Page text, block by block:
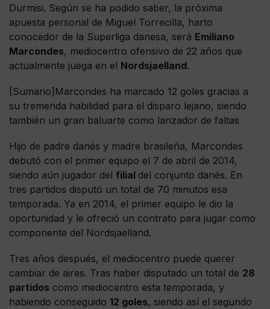
Durmisi. Según se ha podido saber, la próxima
apuesta personal de Miguel Torrecilla, harto
conocedor de la Superliga danesa, será Emiliano
Marcondes, mediocentro ofensivo de 22 años que
actualmente juega en el Nordsjaelland.
[Sumario]Marcondes ha marcado 12 goles gracias a
su tremenda habilidad para el disparo lejano, siendo
también un gran baluarte como lanzador de faltas
Hijo de padre danés y madre brasileña, Marcondes
debutó con el primer equipo el 7 de abril de 2014,
siendo aún jugador del filial del conjunto danés. En
tres partidos disputó un total de 70 minutos esa
temporada. Ya en 2014, el primer equipo le dio la
oportunidad y le ofreció un contrato para jugar como
componente del Nordsjaelland.
Tres años después, el mediocentro puede querer
cambiar de aires. Tras haber disputado un total de 28
partidos como mediocentro esta temporada, y
habiendo conseguido 12 goles, siendo así el segundo